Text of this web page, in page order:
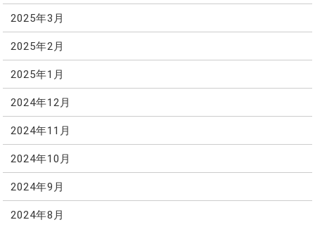
2025年3月
2025年2月
2025年1月
2024年12月
2024年11月
2024年10月
2024年9月
2024年8月